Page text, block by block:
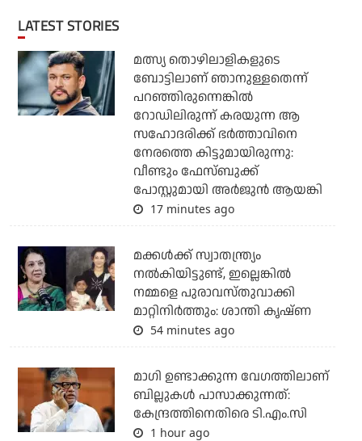
LATEST STORIES
മത്സ്യ തൊഴിലാളികളുടെ
ബോട്ടിലാണ് ഞാനുള്ളതെന്ന്
പറഞ്ഞിരുന്നെങ്കില്‍
റോഡിലിരുന്ന് കരയുന്ന ആ
സഹോദരിക്ക് ഭര്‍ത്താവിനെ
നേരത്തെ കിട്ടുമായിരുന്നു:
വീണ്ടും ഫേസ്ബുക്ക്
പോസ്റ്റുമായി അര്‍ജുന്‍ ആയങ്കി
17 minutes ago
മക്കൾക്ക് സ്വാതന്ത്ര്യം
നൽകിയിട്ടുണ്ട്, ഇല്ലെങ്കിൽ
നമ്മളെ പുരാവസ്തുവാക്കി
മാറ്റിനിർത്തും: ശാന്തി കൃഷ്ണ
54 minutes ago
മാഗി ഉണ്ടാക്കുന്ന വേഗത്തിലാണ്
ബില്ലുകള്‍ പാസാക്കുന്നത്:
കേന്ദ്രത്തിനെതിരെ ടി.എം.സി
1 hour ago